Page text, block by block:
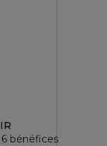
bénéfices